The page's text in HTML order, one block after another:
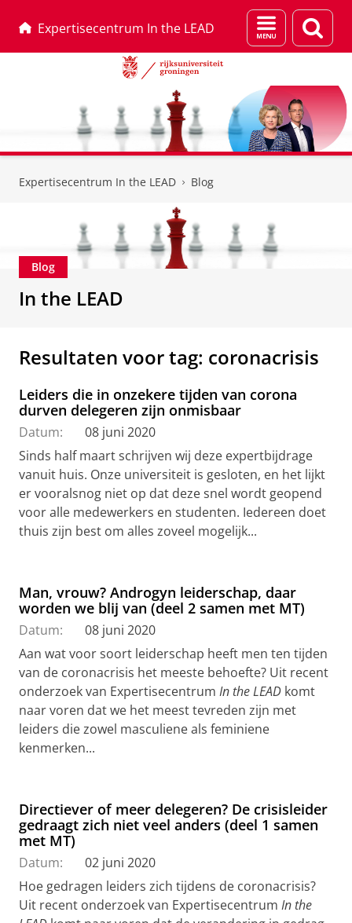
Expertisecentrum In the LEAD
Menu
en
Expertisecentrum In the LEAD Blog
Blog
In the LEAD
Resultaten voor tag: coronacrisis
Leiders die in onzekere tijden van corona
durven delegeren zijn onmisbaar
Datum:
08 juni 2020
Sinds half maart schrijven wij deze expertbijdrage
vanuit huis. Onze universiteit is gesloten, en het lijkt
er vooralsnog niet op dat deze snel wordt geopend
voor alle medewerkers en studenten. Iedereen doet
thuis zijn best om alles zoveel mogelijk...
Man, vrouw? Androgyn leiderschap, daar
worden we blij van (deel 2 samen met MT)
Datum:
08 juni 2020
Aan wat voor soort leiderschap heeft men ten tijden
van de coronacrisis het meeste behoefte? Uit recent
onderzoek van Expertisecentrum In the LEAD komt
naar voren dat we het meest tevreden zijn met
leiders die zowel masculiene als feminiene
kenmerken...
Directiever of meer delegeren? De crisisleider
gedraagt zich niet veel anders (deel 1 samen
met MT)
Datum:
02 juni 2020
Hoe gedragen leiders zich tijdens de coronacrisis?
Uit recent onderzoek van Expertisecentrum In the